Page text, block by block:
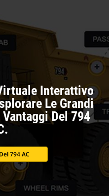
Interattivo
Le Grandi
Del 794
794 AC